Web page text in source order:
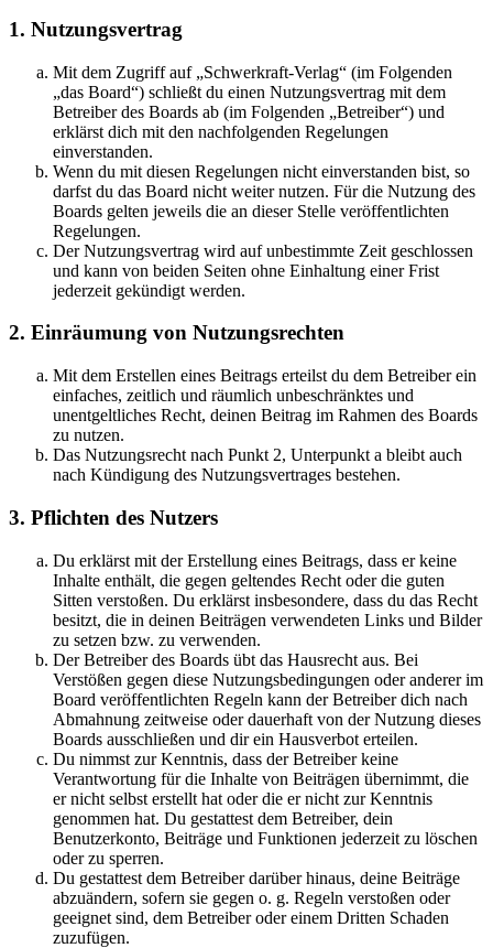
1. Nutzungsvertrag
Mit dem Zugriff auf „Schwerkraft-Verlag“ (im Folgenden
„das Board“) schließt du einen Nutzungsvertrag mit dem
Betreiber des Boards ab (im Folgenden „Betreiber“) und
erklärst dich mit den nachfolgenden Regelungen
einverstanden.
Wenn du mit diesen Regelungen nicht einverstanden bist, so
darfst du das Board nicht weiter nutzen. Für die Nutzung des
Boards gelten jeweils die an dieser Stelle veröffentlichten
Regelungen.
Der Nutzungsvertrag wird auf unbestimmte Zeit geschlossen
und kann von beiden Seiten ohne Einhaltung einer Frist
jederzeit gekündigt werden.
2. Einräumung von Nutzungsrechten
Mit dem Erstellen eines Beitrags erteilst du dem Betreiber ein
einfaches, zeitlich und räumlich unbeschränktes und
unentgeltliches Recht, deinen Beitrag im Rahmen des Boards
zu nutzen.
Das Nutzungsrecht nach Punkt 2, Unterpunkt a bleibt auch
nach Kündigung des Nutzungsvertrages bestehen.
3. Pflichten des Nutzers
Du erklärst mit der Erstellung eines Beitrags, dass er keine
Inhalte enthält, die gegen geltendes Recht oder die guten
Sitten verstoßen. Du erklärst insbesondere, dass du das Recht
besitzt, die in deinen Beiträgen verwendeten Links und Bilder
zu setzen bzw. zu verwenden.
Der Betreiber des Boards übt das Hausrecht aus. Bei
Verstößen gegen diese Nutzungsbedingungen oder anderer im
Board veröffentlichten Regeln kann der Betreiber dich nach
Abmahnung zeitweise oder dauerhaft von der Nutzung dieses
Boards ausschließen und dir ein Hausverbot erteilen.
Du nimmst zur Kenntnis, dass der Betreiber keine
Verantwortung für die Inhalte von Beiträgen übernimmt, die
er nicht selbst erstellt hat oder die er nicht zur Kenntnis
genommen hat. Du gestattest dem Betreiber, dein
Benutzerkonto, Beiträge und Funktionen jederzeit zu löschen
oder zu sperren.
Du gestattest dem Betreiber darüber hinaus, deine Beiträge
abzuändern, sofern sie gegen o. g. Regeln verstoßen oder
geeignet sind, dem Betreiber oder einem Dritten Schaden
zuzufügen.